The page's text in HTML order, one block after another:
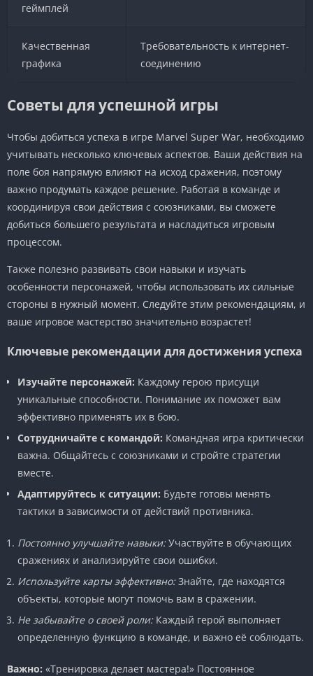
геймплей
Качественная
графика
Требовательность к интернет-
соединению
Советы для успешной игры
Чтобы добиться успеха в игре Marvel Super War, необходимо
учитывать несколько ключевых аспектов. Ваши действия на
поле боя напрямую влияют на исход сражения, поэтому
важно продумать каждое решение. Работая в команде и
координируя свои действия с союзниками, вы сможете
добиться большего результата и насладиться игровым
процессом.
Также полезно развивать свои навыки и изучать
особенности персонажей, чтобы использовать их сильные
стороны в нужный момент. Следуйте этим рекомендациям, и
ваше игровое мастерство значительно возрастет!
Ключевые рекомендации для достижения успеха
Изучайте персонажей: Каждому герою присущи
уникальные способности. Понимание их поможет вам
эффективно применять их в бою.
Сотрудничайте с командой: Командная игра критически
важна. Общайтесь с союзниками и стройте стратегии
вместе.
Адаптируйтесь к ситуации: Будьте готовы менять
тактики в зависимости от действий противника.
Постоянно улучшайте навыки:Участвуйте в обучающих
сражениях и анализируйте свои ошибки.
Используйте карты эффективно:Знайте, где находятся
объекты, которые могут помочь вам в сражении.
Не забывайте о своей роли:Каждый герой выполняет
определенную функцию в команде, и важно её соблюдать.
Важно: «Тренировка делает мастера!» Постоянное